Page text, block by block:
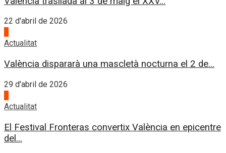
22 d'abril de 2026
Actualitat
València dispararà una mascletà nocturna el 2 de...
29 d'abril de 2026
Actualitat
El Festival Fronteras convertix València en epicentre
del...